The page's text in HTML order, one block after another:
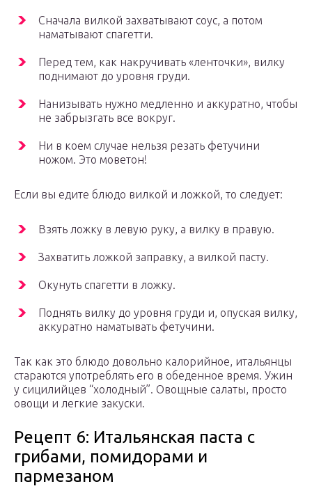
Сначала вилкой захватывают соус, а потом
наматывают спагетти.
Перед тем, как накручивать «ленточки», вилку
поднимают до уровня груди.
Нанизывать нужно медленно и аккуратно, чтобы
не забрызгать все вокруг.
Ни в коем случае нельзя резать фетучини
ножом. Это моветон!
Если вы едите блюдо вилкой и ложкой, то следует:
Взять ложку в левую руку, а вилку в правую.
Захватить ложкой заправку, а вилкой пасту.
Окунуть спагетти в ложку.
Поднять вилку до уровня груди и, опуская вилку,
аккуратно наматывать фетучини.
Так как это блюдо довольно калорийное, итальянцы
стараются употреблять его в обеденное время. Ужин
у сицилийцев “холодный”. Овощные салаты, просто
овощи и легкие закуски.
Рецепт 6: Итальянская паста с
грибами, помидорами и
пармезаном